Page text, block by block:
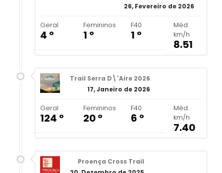
26, Fevereiro de 2026
Geral
4 º
Femininos
1 º
F40
1 º
Méd.
km/h
8.51
Trail Serra D\'Aire 2026
17, Janeiro de 2026
Geral
124 º
Femininos
20 º
F40
6 º
Méd.
km/h
7.40
Proença Cross Trail